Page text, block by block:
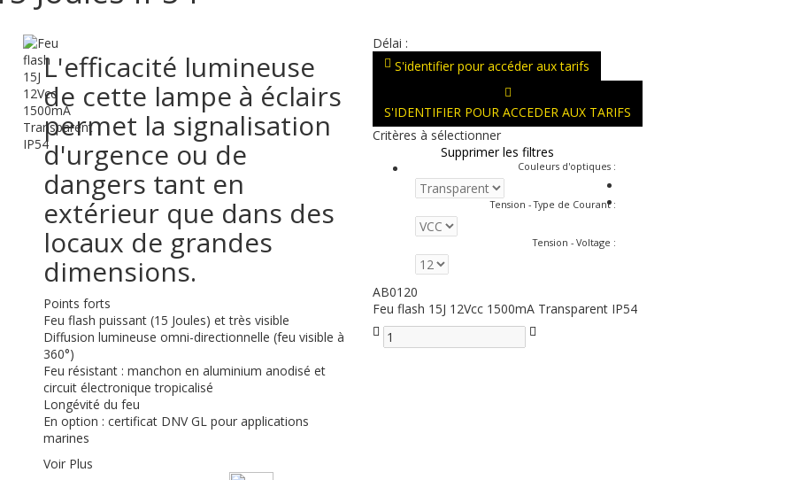
L'efficacité lumineuse
de cette lampe à éclairs
permet la signalisation
d'urgence ou de
dangers tant en
extérieur que dans des
locaux de grandes
dimensions.
Points forts
Feu flash puissant (15 Joules) et très visible
Diffusion lumineuse omni-directionnelle (feu visible à
360°)
Feu résistant : manchon en aluminium anodisé et
circuit électronique tropicalisé
Longévité du feu
En option : certificat DNV GL pour applications
marines
Voir Plus
Délai :
S'identifier pour accéder aux tarifs
S'IDENTIFIER POUR ACCEDER AUX TARIFS
Critères à sélectionner
Supprimer les filtres
Couleurs d'optiques :
Tension - Type de Courant:
Tension - Voltage :
AB0120
Feu flash 15J 12Vcc 1500mA Transparent IP54